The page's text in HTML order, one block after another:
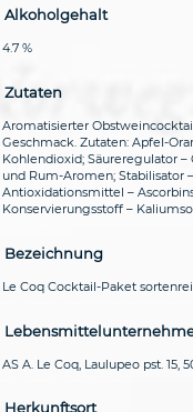
Alkoholgehalt
4.7 %
Zutaten
Aromatisierter
Geschmack. Zutaten: ApfeI-
Kohlendioxid; Säureregulator –
und Rum-Aromen; Stabilisator
Antioxidationsmittel –
Konservierungsstoff –
Bezeichnung
Le Coq Cocktail-Paket
AS A. Le Coq, Laulupeo pst. 15,
Herkunftsort